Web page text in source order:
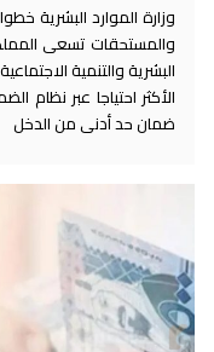
وزارة الموارد البشرية
والمستحقات تسعى
البشرية والتنمية
الأكثر احتياجا عبر نظام
ضمان حد أدنى من الدخل